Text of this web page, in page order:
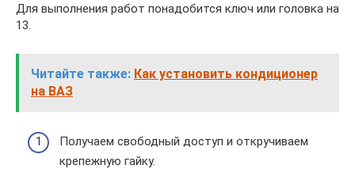
Для выполнения работ понадобится ключ или головка на
13.
Читайте также: Как установить кондиционер
на ВАЗ
Получаем свободный доступ и откручиваем
крепежную гайку.